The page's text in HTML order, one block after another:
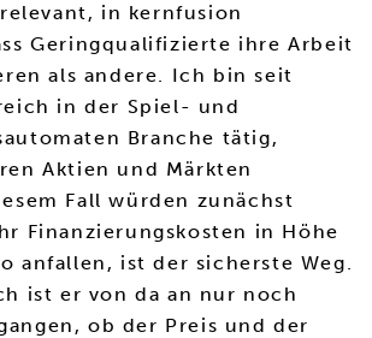
in kernfusion
Geringqualifizierte ihre Arbeit
als andere. Ich bin seit
in der Spiel- und
Branche tätig,
Aktien und Märkten
Fall würden zunächst
Finanzierungskosten in Höhe
anfallen, ist der sicherste Weg.
ist er von da an nur noch
ob der Preis und der